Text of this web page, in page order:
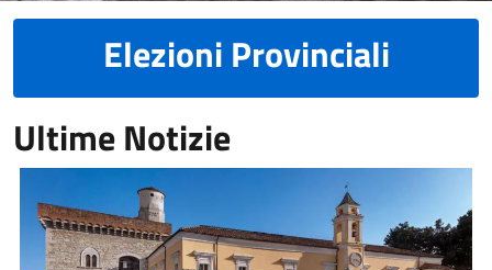
Elezioni Provinciali
Ultime Notizie